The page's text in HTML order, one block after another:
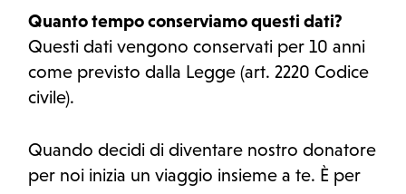
Quanto tempo conserviamo questi dati?
Questi dati vengono conservati per 10 anni
come previsto dalla Legge (art. 2220 Codice
civile).
Quando decidi di diventare nostro donatore
per noi inizia un viaggio insieme a te. È per